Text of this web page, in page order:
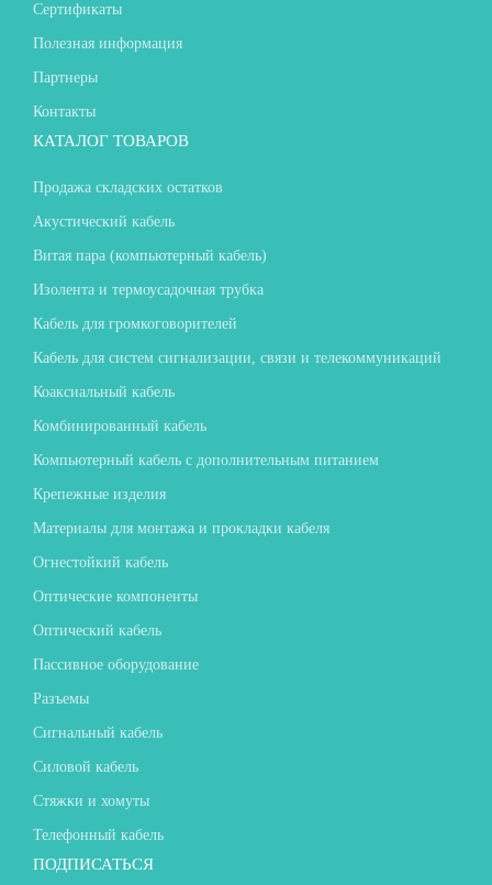
Сертификаты
Полезная информация
Партнеры
Контакты
КАТАЛОГ ТОВАРОВ
Продажа складских остатков
Акустический кабель
Витая пара (компьютерный кабель)
Изолента и термоусадочная трубка
Кабель для громкоговорителей
Кабель для систем сигнализации, связи и телекоммуникаций
Коаксиальный кабель
Комбинированный кабель
Компьютерный кабель с дополнительным питанием
Крепежные изделия
Материалы для монтажа и прокладки кабеля
Огнестойкий кабель
Оптические компоненты
Оптический кабель
Пассивное оборудование
Разъемы
Сигнальный кабель
Силовой кабель
Стяжки и хомуты
Телефонный кабель
ПОДПИСАТЬСЯ